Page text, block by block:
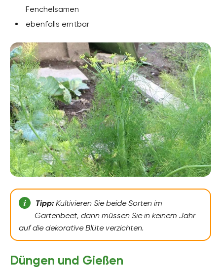
Fenchelsamen
ebenfalls erntbar
Tipp: Kultivieren Sie beide Sorten im
Gartenbeet, dann müssen Sie in keinem Jahr
auf die dekorative Blüte verzichten.
Düngen und Gießen